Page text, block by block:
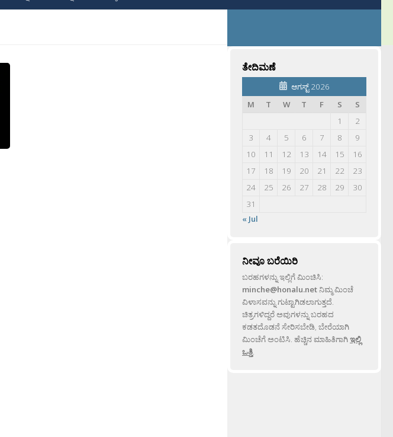
ತೇದಿಮಣೆ
ಆಗಸ್ಟ್ 2026
M
T W T F S
S
1
2
3
4 5 6 7 8
9
10
11 12 13 14 15
16
17
18 19 20 21 22
23
24
25 26 27 28 29
30
31
« Jul
ನೀವೂ ಬರೆಯಿರಿ
ಬರಹಗಳನ್ನು ಇಲ್ಲಿಗೆ ಮಿಂಚಿಸಿ:
minche@honalu.netನಿಮ್ಮ ಮಿಂಚೆ
ವಿಳಾಸವನ್ನು ಗುಟ್ಟಾಗಿಡಲಾಗುತ್ತದೆ.
ಚಿತ್ರಗಳಿದ್ದರೆ ಅವುಗಳನ್ನು ಬರಹದ
ಕಡತದೊಡನೆ ಸೇರಿಸಬೇಡಿ, ಬೇರೆಯಾಗಿ
ಮಿಂಚೆಗೆ ಅಂಟಿಸಿ. ಹೆಚ್ಚಿನ ಮಾಹಿತಿಗಾಗಿಇಲ್ಲಿ
ಒತ್ತಿ.